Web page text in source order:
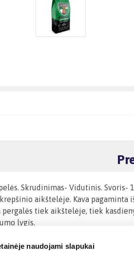
naudojami slapukai
Skrudinimas- Vidutinis.
aikštelėje. Kava pagaminta
tiek aikštelėje, tiek
lygis.